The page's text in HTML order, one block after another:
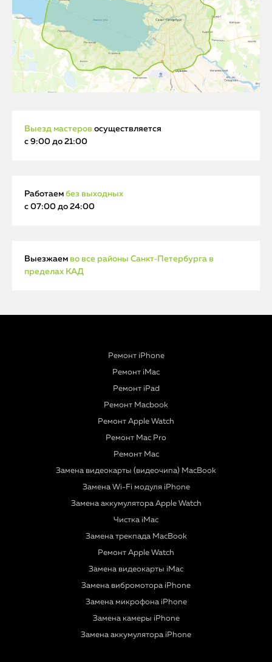
Выезд мастеров осуществляется
с 9:00 до 21:00
Работаем без выходных
с 07:00 до 24:00
Выезжаем во все районы Санкт‑Петербурга в
пределах КАД
Ремонт iPhone
Ремонт iMac
Ремонт iPad
Ремонт Macbook
Ремонт Apple Watch
Ремонт Mac Pro
Ремонт Mac
Замена видеокарты (видеочипа) MacBook
Замена Wi-Fi модуля iPhone
Замена аккумулятора Apple Watch
Чистка iMac
Замена трекпада MacBook
Ремонт Apple Watch
Замена видеокарты iMac
Замена вибромотора iPhone
Замена микрофона iPhone
Замена камеры iPhone
Замена аккумулятора iPhone